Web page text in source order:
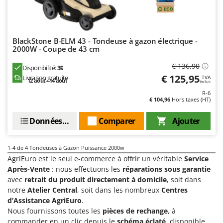
Machines pour la transformation des fruits
Machines sous vide
Motoculteurs
Motofaucheuses
Motopompes pour irrigation
Nettoyeurs haute pression
Nettoyeurs tapis, moquettes et tapisseries
P
Peignes vibreurs et Secoueurs à olives
Pelles rétros pour tracteur
Famur
FARMER
FBC
Ferrari Group
Ferroni
Ferrua
Fimar
Fiorentini
Fiskars
Flymo
Fontana Forni
Forest Master
BlackStone B-ELM 43 - Tondeuse à gazon électrique -
2000W - Coupe de 43 cm
Disponibilité:39
Livraison gratuite
12 août - 14 août
€ 136,90
€ 125,95 TVA
Inclus
R-6
€ 104,96 Hors taxes (HT)
Ajouter
Comparer
Données techniques
1-4 de 4 Tondeuses à Gazon Puissance 2000w
AgriEuro est le seul e-commerce à offrir un véritable Service
Après-Vente : nous effectuons les réparations sous garantie
avec retrait du produit directement à domicile, soit dans
notre Atelier Central, soit dans les nombreux Centres
d’Assistance AgriEuro.
Nous fournissons toutes les pièces de rechange, à